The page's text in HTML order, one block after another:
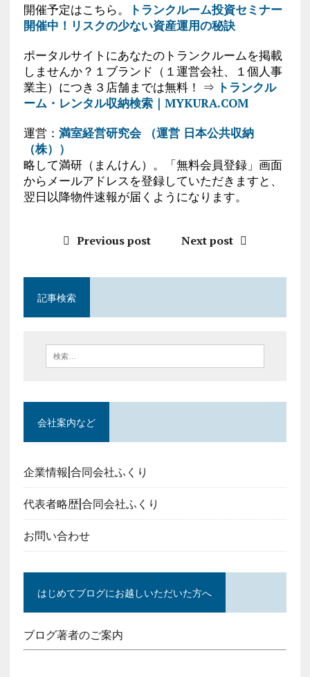
開催予定はこちら。
トランクルーム投資セミナー
開催中！リスクの少ない資産運用の秘訣
ポータルサイトにあなたのトランクルームを掲載
しませんか？１ブランド（１運営会社、１個人事
業主）につき３店舗までは無料！ ⇒ トランクル
ーム・レンタル収納検索｜MYKURA.COM
運営： 満室経営研究会 （運営 日本公共収納
（株））
略して満研（まんけん）。「無料会員登録」画面
からメールアドレスを登録していただきますと、
翌日以降物件速報が届くようになります。
Previous post Next post
記事検索
会社案内など
企業情報|合同会社ふくり
代表者略歴|合同会社ふくり
お問い合わせ
はじめてブログにお越しいただいた方へ
ブログ著者のご案内